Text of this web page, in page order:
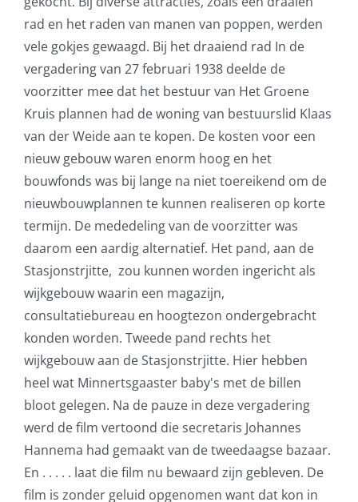
rad en het raden van manen van poppen, werden
vele gokjes gewaagd. Bij het draaiend rad In de
vergadering van 27 februari 1938 deelde de
voorzitter mee dat het bestuur van Het Groene
Kruis plannen had de woning van bestuurslid Klaas
van der Weide aan te kopen. De kosten voor een
nieuw gebouw waren enorm hoog en het
bouwfonds was bij lange na niet toereikend om de
nieuwbouwplannen te kunnen realiseren op korte
termijn. De mededeling van de voorzitter was
daarom een aardig alternatief. Het pand, aan de
Stasjonstrjitte, zou kunnen worden ingericht als
wijkgebouw waarin een magazijn,
consultatiebureau en hoogtezon ondergebracht
konden worden. Tweede pand rechts het
wijkgebouw aan de Stasjonstrjitte. Hier hebben
heel wat Minnertsgaaster baby's met de billen
bloot gelegen. Na de pauze in deze vergadering
werd de film vertoond die secretaris Johannes
Hannema had gemaakt van de tweedaagse bazaar.
En . . . . . laat die film nu bewaard zijn gebleven. De
film is zonder geluid opgenomen want dat kon in